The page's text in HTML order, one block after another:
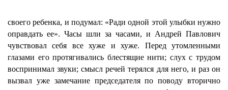
своего ребенка, и подумал: «Ради одной этой улыбки нужно
оправдать ее». Часы шли за часами, и Андрей Павлович
чувствовал себя все хуже и хуже. Перед утомленными
глазами его протягивались блестящие нити; слух с трудом
воспринимал звуки; смысл речей терялся для него, и раз он
вызвал уже замечание председателя по поводу вторично